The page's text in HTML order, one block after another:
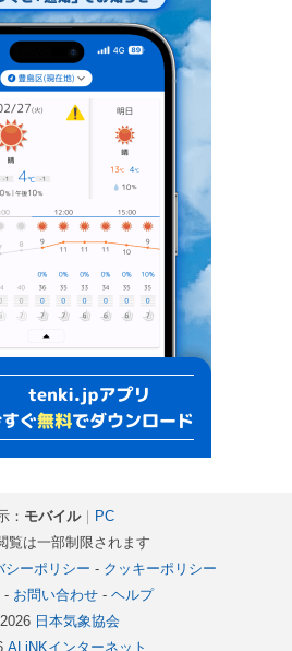
： モバイル｜
PC
覧は一部制限されます
シーポリシー - クッキーポリシー
- お問い合わせ- ヘルプ
日本気象協会
ALiNKインターネット